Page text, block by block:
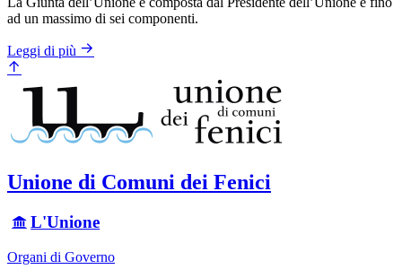
ad un massimo di sei componenti.
Leggi di più
Unione di Comuni dei Fenici
L'Unione
Organi di Governo